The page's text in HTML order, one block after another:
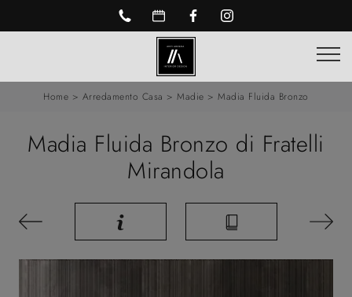
Home > Arredamento Casa >Madie >Madia Fluida Bronzo
Madia Fluida Bronzo di Fratelli
Mirandola